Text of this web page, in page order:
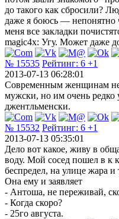
до такого как сбросили?
даже я боюсь — непонятно
меня все закладки
magic4x: Угу. Может даже
№ 15535 Рейтинг: 6 +1
2013-07-13 06:28:01
Современным женщинам не
мужски, но им очень редко
джентльменски.
№ 15532 Рейтинг: 6 +1
2013-07-13 05:35:01
Дело вот какое, живу в
воду. Мой сосед пошел в к
беспредел, на улице жара и
Она ему и заявляет
- Антоша, не переживай,
- Когда скоро?
- 25го августа.